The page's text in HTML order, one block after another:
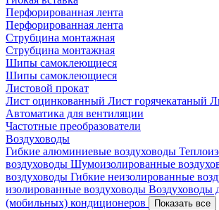
Перфорированная лента
Перфорированная лента
Струбцина монтажная
Струбцина монтажная
Шипы самоклеющиеся
Шипы самоклеющиеся
Листовой прокат
Лист оцинкованный Лист горячекатаный
Автоматика для вентиляции
Частотные преобразователи
Воздуховоды
Гибкие алюминиевые воздуховоды
воздуховоды Шумоизолированные
воздуховоды Гибкие неизолированные
изолированные воздуховоды Воздуховоды
(мобильных) кондиционеров
Показать все